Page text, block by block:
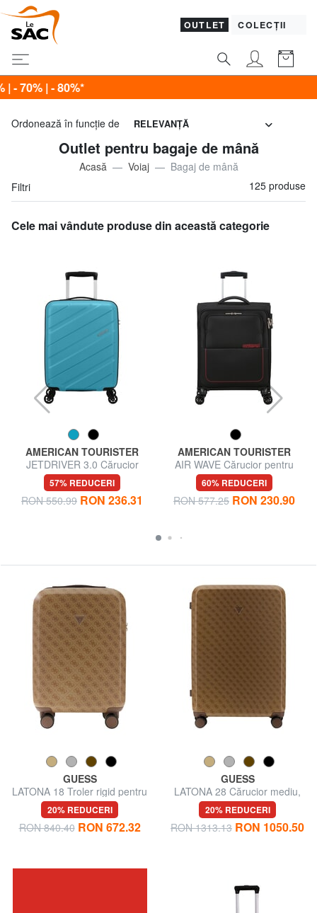
OUTLET COLECȚII
Ordonează în funcţie de RELEVANŢĂ
Outlet pentru bagaje de mână
Acasă Voiaj
Bagaj de mână
Filtri
125 produse
Cele mai vândute produse din această categorie
AMERICAN TOURISTER
JETDRIVER 3.0 Cărucior
pentru bagaje de mână
57% REDUCERI
RON 550.99 RON 236.31
AMERICAN TOURISTER
AIR WAVE Cărucior pentru
bagaje de mână
60% REDUCERI
RON 577.25 RON 230.90
GUESS
LATONA 18 Troler rigid pentru
bagaje de mână
20% REDUCERI
RON 840.40 RON 672.32
GUESS
LATONA 28 Cărucior mediu,
rigid
20% REDUCERI
RON 1313.13 RON 1050.50